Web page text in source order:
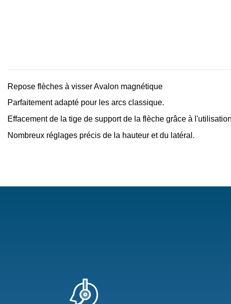
Repose flèches à visser Avalon magnétique
Parfaitement adapté pour les arcs classique.
Effacement de la tige de support de la flèche grâce à
Nombreux réglages précis de la hauteur et du latéral.